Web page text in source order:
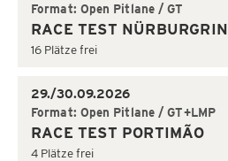
Format: Open Pitlane / GT
RACE TEST
16 Plätze frei
29./30.09.2026
Format: Open Pitlane / GT+LMP
RACE TEST PORTIMÃO
4 Plätze frei